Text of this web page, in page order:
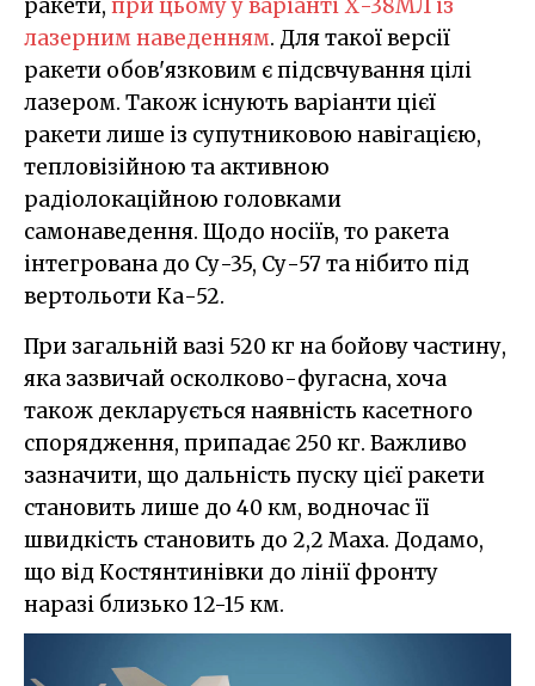
ракети, при цьому у варіанті Х-38МЛ із
лазерним наведенням. Для такої версії
ракети обов'язковим є підсвчування цілі
лазером. Також існують варіанти цієї
ракети лише із супутниковою навігацією,
тепловізійною та активною
радіолокаційною головками
самонаведення. Щодо носіїв, то ракета
інтегрована до Су-35, Су-57 та нібито під
вертольоти Ка-52.
При загальній вазі 520 кг на бойову частину,
яка зазвичай осколково-фугасна, хоча
також декларується наявність касетного
спорядження, припадає 250 кг. Важливо
зазначити, що дальність пуску цієї ракети
становить лише до 40 км, водночас її
швидкість становить до 2,2 Маха. Додамо,
що від Костянтинівки до лінії фронту
наразі близько 12-15 км.